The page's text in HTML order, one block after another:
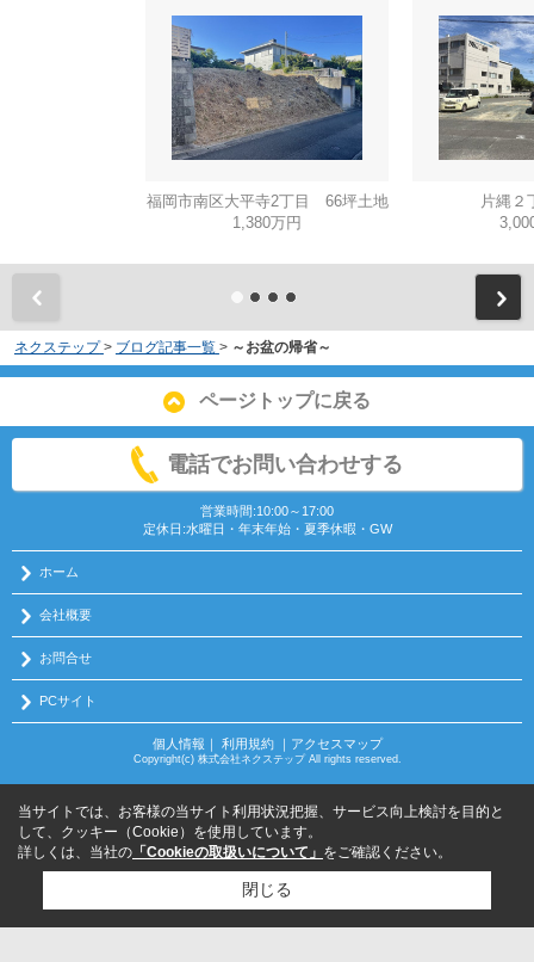
福岡市南区大平寺2丁目 66坪土地
1,380万円
片縄２
ネクステップ > ブログ記事一覧 > ～お盆の帰省～
ページトップに戻る
電話でお問い合わせする
営業時間:10:00～17:00
定休日:水曜日・年末年始・夏季休暇・GW
ホーム
会社概要
お問合せ
PCサイト
個人情報 利用規約｜ アクセスマップ
Copyright(c) 株式会社ネクステップ All rights reserved.
当サイトでは、お客様の当サイト利用状況把握、サービス向上検討を目的と
して、クッキー（Cookie）を使用しています。
詳しくは、当社の 「Cookieの取扱いについて」 をご確認ください。
閉じる